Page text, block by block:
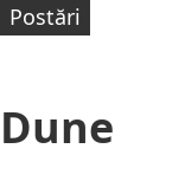
Postări
Dune